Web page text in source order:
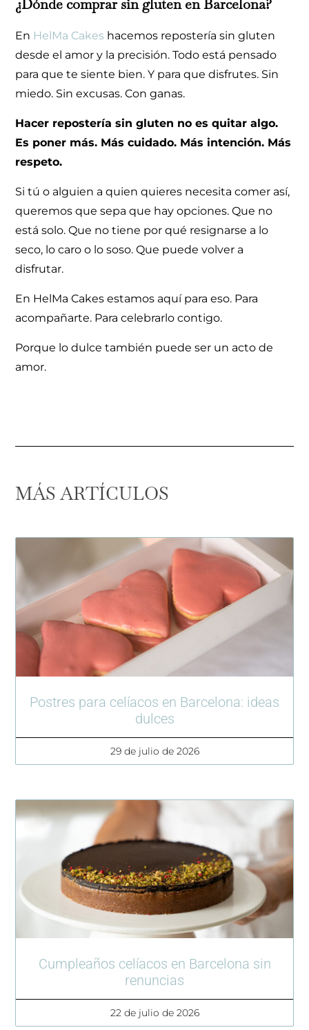
¿Dónde comprar sin gluten en Barcelona?
En HelMa Cakes hacemos repostería sin gluten
desde el amor y la precisión. Todo está pensado
para que te siente bien. Y para que disfrutes. Sin
miedo. Sin excusas. Con ganas.
Hacer repostería sin gluten no es quitar algo.
Es poner más. Más cuidado. Más intención. Más
respeto.
Si tú o alguien a quien quieres necesita comer así,
queremos que sepa que hay opciones. Que no
está solo. Que no tiene por qué resignarse a lo
seco, lo caro o lo soso. Que puede volver a
disfrutar.
En HelMa Cakes estamos aquí para eso. Para
acompañarte. Para celebrarlo contigo.
Porque lo dulce también puede ser un acto de
amor.
MÁS ARTÍCULOS
Postres para celíacos en Barcelona: ideas
dulces
29 de julio de 2026
Cumpleaños celíacos en Barcelona sin
renuncias
22 de julio de 2026